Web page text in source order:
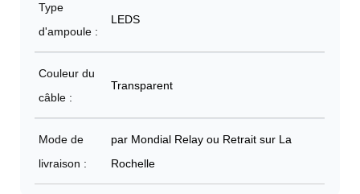
Type
d'ampoule :
LEDS
Couleur du
câble :
Transparent
Mode de
livraison :
par Mondial Relay ou Retrait sur La
Rochelle